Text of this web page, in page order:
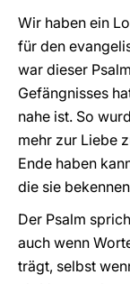
Wir haben ein
für den
war dieser
Gefängnisses
nahe ist. So
mehr zur Liebe
Ende haben
die sie
Der Psalm
auch wenn
trägt, selbst